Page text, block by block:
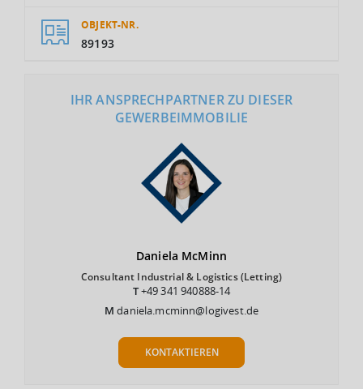
OBJEKT-NR.
89193
IHR ANSPRECHPARTNER ZU DIESER
GEWERBEIMMOBILIE
Daniela McMinn
Consultant Industrial & Logistics (Letting)
T+49 341 940888-14
Mdaniela.mcminn@logivest.de
KONTAKTIEREN